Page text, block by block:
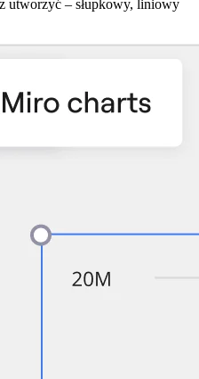
utworzyć – słupkowy, liniowy